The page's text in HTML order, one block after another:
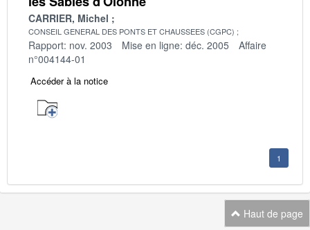
CARRIER, Michel
CONSEIL GENERAL DES PONTS ET CHAUSSEES (CGPC)
Rapport: nov. 2003 Mise en ligne: déc. 2005
Affaire
n°004144-01
Accéder à la notice
1
Haut de page